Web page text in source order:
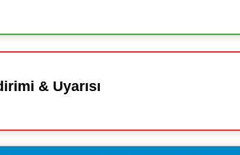
& Uyarısı